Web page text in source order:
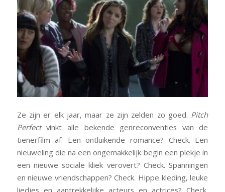
Ze zijn er elk jaar, maar ze zijn zelden zo goed. Pitch
Perfectvinkt alle bekende genreconventies van de
tienerfilm af. Een ontluikende romance? Check. Een
nieuweling die na een ongemakkelijk begin een plekje in
een nieuwe sociale kliek verovert? Check. Spanningen
en nieuwe vriendschappen? Check. Hippe kleding, leuke
liedjes en aantrekkelijke acteurs en actrices? Check.